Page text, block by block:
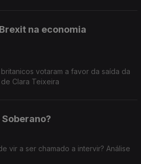
na economia
a favor da saída da
Clara Teixeira
Soberano?
vir a ser chamado a intervir? Análise